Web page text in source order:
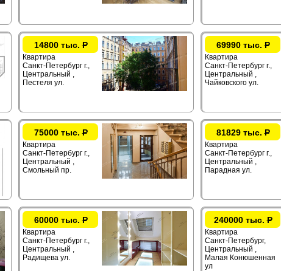
14800 тыс.Р
Квартира
Санкт-Петербург г.,
Центральный ,
Пестеля ул.
69990 тыс.Р
Квартира
Санкт-Петербург г.,
Центральный ,
Чайковского ул.
75000 тыс.Р
Квартира
Санкт-Петербург г.,
Центральный ,
Смольный пр.
81829 тыс.Р
Квартира
Санкт-Петербург г.,
Центральный ,
Парадная ул.
60000 тыс.Р
Квартира
Санкт-Петербург г.,
Центральный ,
Радищева ул.
240000 тыс.Р
Квартира
Санкт-Петербург,
Центральный ,
Малая Конюшенная
ул